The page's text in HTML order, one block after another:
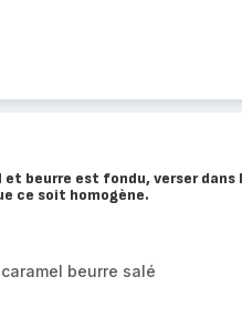
et beurre est fondu, verser dans
ce soit homogène.
beurre salé